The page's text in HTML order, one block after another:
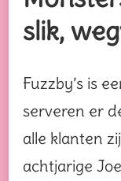
slik,
Fuzzby’s is
serveren er
alle klanten
achtjarige